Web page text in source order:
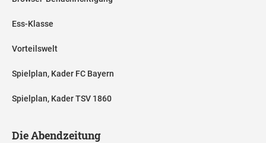
Ess-Klasse
Vorteilswelt
Spielplan, Kader FC Bayern
Spielplan, Kader TSV 1860
Die Abendzeitung